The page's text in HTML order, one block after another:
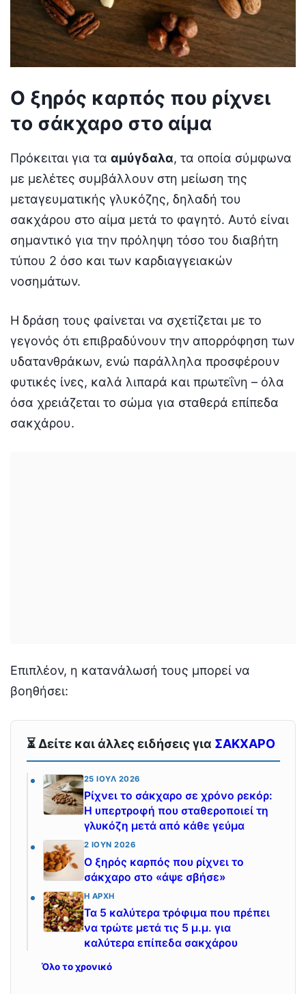
Ο ξηρός καρπός που ρίχνει
το σάκχαρο στο αίμα
Πρόκειται για τα αμύγδαλα, τα οποία σύμφωνα
με μελέτες συμβάλλουν στη μείωση της
μεταγευματικής γλυκόζης, δηλαδή του
σακχάρου στο αίμα μετά το φαγητό. Αυτό είναι
σημαντικό για την πρόληψη τόσο του διαβήτη
τύπου 2 όσο και των καρδιαγγειακών
νοσημάτων.
Η δράση τους φαίνεται να σχετίζεται με το
γεγονός ότι επιβραδύνουν την απορρόφηση των
υδατανθράκων, ενώ παράλληλα προσφέρουν
φυτικές ίνες, καλά λιπαρά και πρωτεΐνη – όλα
όσα χρειάζεται το σώμα για σταθερά επίπεδα
σακχάρου.
Επιπλέον, η κατανάλωσή τους μπορεί να
βοηθήσει:
⏳ Δείτε και άλλες ειδήσεις για ΣΑΚΧΑΡΟ
25 ΙΟΎΛ 2026
Ρίχνει το σάκχαρο σε χρόνο ρεκόρ:
Η υπερτροφή που σταθεροποιεί τη
γλυκόζη μετά από κάθε γεύμα
2 ΙΟΎΝ 2026
Ο ξηρός καρπός που ρίχνει το
σάκχαρο στο «άψε σβήσε»
Η ΑΡΧΉ
Τα 5 καλύτερα τρόφιμα που πρέπει
να τρώτε μετά τις 5 μ.μ. για
καλύτερα επίπεδα σακχάρου
Όλο το χρονικό